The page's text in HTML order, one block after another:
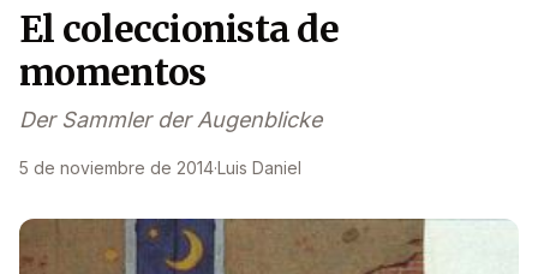
El coleccionista de
momentos
Der Sammler der Augenblicke
5 de noviembre de 2014·Luis Daniel